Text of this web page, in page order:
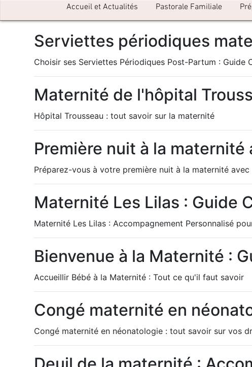
Accueil et Actualités Pastorale Familiale
Serviettes périodiques
Choisir ses Serviettes Périodiques Post-Partum : Guide
Maternité de l'hôpital
Hôpital Trousseau : tout savoir sur la maternité
Première nuit à la
Préparez-vous à votre première nuit à la maternité
Maternité Les Lilas : Guide
Maternité Les Lilas : Accompagnement Personnalisé
Bienvenue à la Maternité :
Accueillir Bébé à la Maternité : Tout ce qu'il faut savoir
Congé maternité en
Congé maternité en néonatologie : tout savoir sur vos